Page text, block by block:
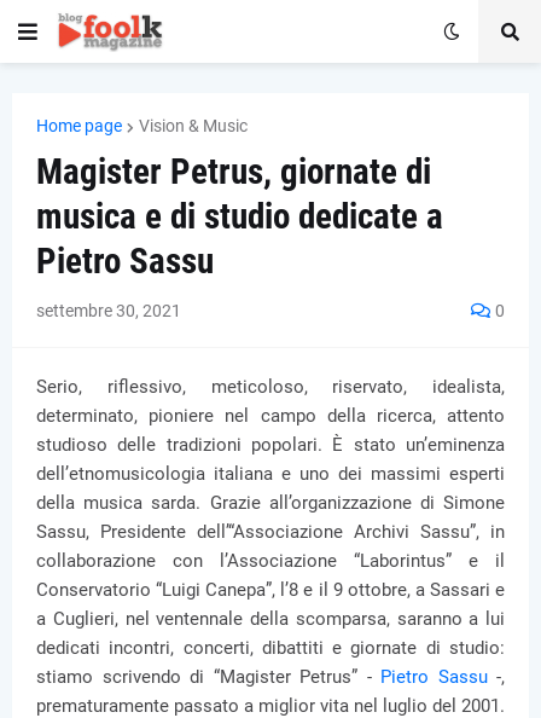
Home page Vision & Music
Magister Petrus, giornate di
musica e di studio dedicate a
Pietro Sassu
settembre 30, 2021 0
Serio, riflessivo, meticoloso, riservato, idealista,
determinato, pioniere nel campo della ricerca, attento
studioso delle tradizioni popolari. È stato un’eminenza
dell’etnomusicologia italiana e uno dei massimi esperti
della musica sarda. Grazie all’organizzazione di Simone
Sassu, Presidente dell’“Associazione Archivi Sassu”, in
collaborazione con l’Associazione “Laborintus” e il
Conservatorio “Luigi Canepa”, l’8 e il 9 ottobre, a Sassari e
a Cuglieri, nel ventennale della scomparsa, saranno a lui
dedicati incontri, concerti, dibattiti e giornate di studio:
stiamo scrivendo di “Magister Petrus” - Pietro Sassu-,
prematuramente passato a miglior vita nel luglio del 2001.